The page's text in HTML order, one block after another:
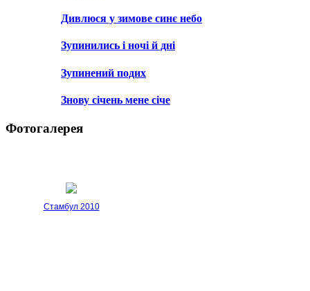
Дивлюся у зимове синє небо
Зупинились і ночі й дні
Зупинений подих
Знову січень мене січе
Фотогалерея
Стамбул 2010